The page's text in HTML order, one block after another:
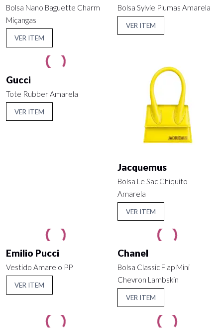
Bolsa Nano Baguette Charm
Miçangas
VER ITEM
Bolsa Sylvie Plumas Amarela
VER ITEM
Gucci
Tote Rubber Amarela
VER ITEM
Jacquemus
Bolsa Le Sac Chiquito
Amarela
VER ITEM
Emilio Pucci
Vestido Amarelo PP
VER ITEM
Chanel
Bolsa Classic Flap Mini
Chevron Lambskin
VER ITEM